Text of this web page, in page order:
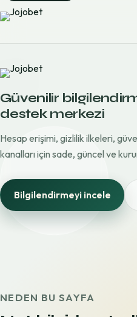
Güvenilir
destek merkezi
Hesap erişimi, gizlilik ilkeleri,
kanalları için sade, güncel ve
Bilgilendirmeyi incele
NEDEN BU SAYFA